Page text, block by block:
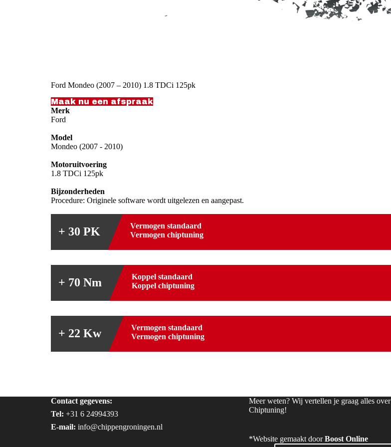
Ford Mondeo (2007 – 2010) 1.8 TDCi 125pk
Maak nu een afspraak
Merk
Ford
Model
Mondeo (2007 - 2010)
Motoruitvoering
1.8 TDCi 125pk
Bijzonderheden
Procedure: Originele software wordt uitgelezen en aangepast.
+ 30 PK Vermogen standaard
Vermogen chiptuning
+ 70 Nm Koppel standaard
Koppel chiptuning
+ 22 Kw Vermogen standaard
Vermogen chiptuning
Contact gegevens:
Tel: +31 6 24994393
E-mail: info@chippengroningen.nl
Meer weten? Wij vertellen je graag alles over
Chiptuning!
*Website gemaakt doorBoost Online